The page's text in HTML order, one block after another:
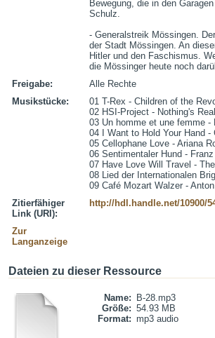
Bewegung, die in den
Schulz.
- Generalstreik Mössingen.
der Stadt Mössingen. An
Hitler und den Faschismus.
die Mössinger heute noch
Freigabe:
Alle Rechte
Musikstücke:
01 T-Rex - Children of the
02 HSI-Project - Nothing's
03 Un homme et une femme -
04 I Want to Hold Your Hand -
05 Cellophane Love - Ariana
06 Sentimentaler Hund -
07 Have Love Will Travel -
08 Lied der Internationalen
09 Café Mozart Walzer -
Zitierfähiger
Link (URI):
http://hdl.handle.net/10900/
Zur
Langanzeige
Dateien zu dieser Ressource
Name:
B-28.mp3
Größe: 54.93 MB
Format: mp3 audio